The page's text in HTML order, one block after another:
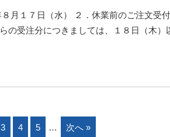
月１７日（水） ２．休業前のご注文受
の受注分につきましては、１８日（木
3 4 5 次へ »